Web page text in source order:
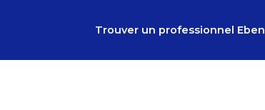
Trouver un professionnel Eben